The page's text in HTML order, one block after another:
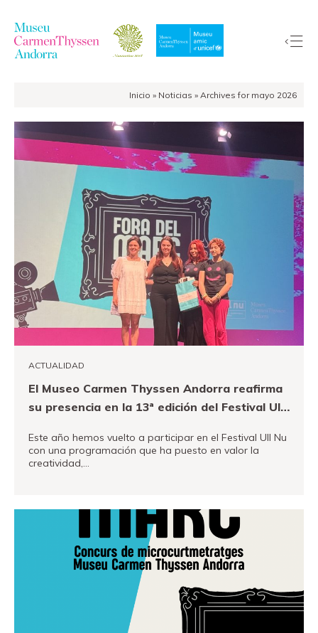
Inicio » Noticias » Archives for mayo 2026
ACTUALIDAD
El Museo Carmen Thyssen Andorra reafirma
su presencia en la 13ª edición del Festival Ull
Este año hemos vuelto a participar en el Festival Ull Nu
con una programación que ha puesto en valor la
creatividad,…
Colección
El
Museo
Exposiciones
Visitas
EduCarmenThyssen
Actividades
Noticias
Tienda
Fundación
Museand
Amigos
del
museo
Contacto
Localización